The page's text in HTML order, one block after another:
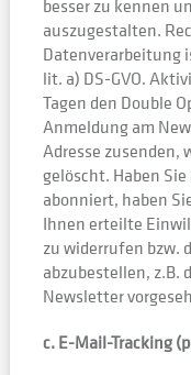
besser zu kennen
auszugestalten.
Datenverarbeitung
lit. a) DS-GVO.
Tagen den Double
Anmeldung am
Adresse zusenden,
gelöscht. Haben
abonniert, haben
Ihnen erteilte
zu widerrufen bzw.
abzubestellen, z.B.
Newsletter
c. E-Mail-Tracking